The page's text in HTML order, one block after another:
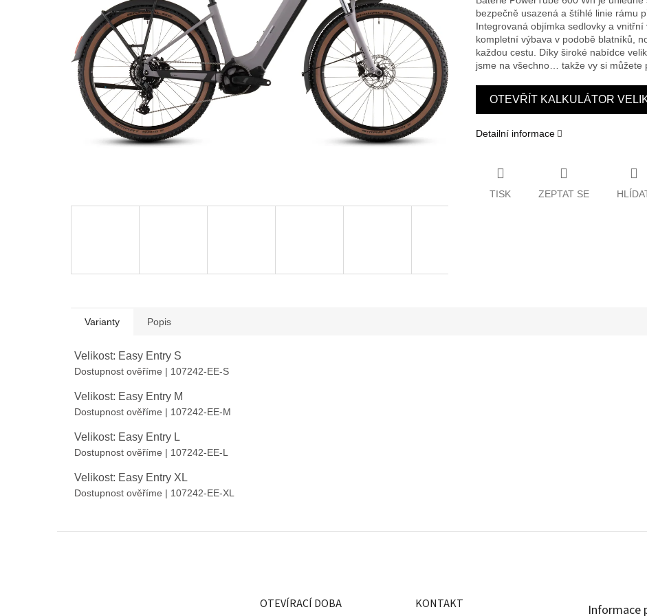
bezpečně usazená a štíhlé linie rámu
Integrovaná objímka sedlovky a
kompletní výbava v podobě blatníků,
každou cestu. Díky široké nabídce
jsme na všechno… takže vy si můžete
OTEVŘÍT KALKULÁTOR
Detailní informace
TISK ZEPTAT SE
Varianty Popis
Velikost: Easy Entry S
Dostupnost ověříme | 107242-EE-S
Velikost: Easy Entry M
Dostupnost ověříme | 107242-EE-M
Velikost: Easy Entry L
Dostupnost ověříme | 107242-EE-L
Velikost: Easy Entry XL
Dostupnost ověříme | 107242-EE-XL
OTEVÍRACÍ DOBA KONTAKT Informace